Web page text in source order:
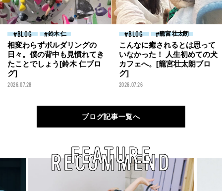
BLOG 鈴木 仁
相変わらずボルダリングの
日々。僕の背中も見慣れてき
たことでしょう[鈴木 仁ブロ
グ]
2026.07.28
BLOG 籠宮 壮太朗
こんなに癒されるとは思って
いなかった！ 人生初めての犬
カフェへ。[籠宮壮太朗ブロ
グ]
2026.07.26
ブログ記事一覧へ
RECOMMEND
FEATURE